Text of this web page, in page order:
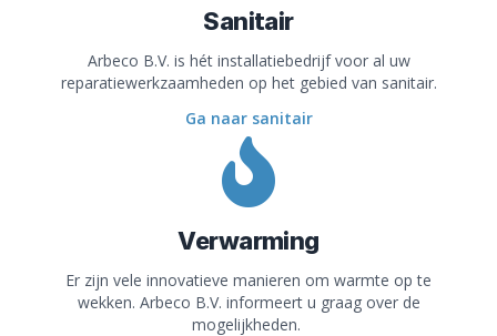
Sanitair
Arbeco B.V. is hét installatiebedrijf voor al uw
reparatiewerkzaamheden op het gebied van sanitair.
Ga naar sanitair
Verwarming
Er zijn vele innovatieve manieren om warmte op te
wekken. Arbeco B.V. informeert u graag over de
mogelijkheden.